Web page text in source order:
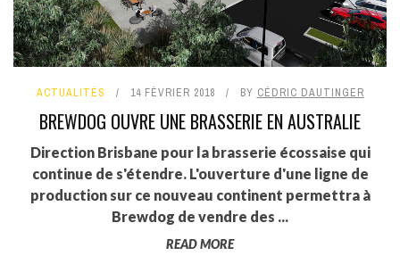
ACTUALITÉS 14 FÉVRIER 2018 BY CÉDRIC DAUTINGER
BREWDOG OUVRE UNE BRASSERIE EN AUSTRALIE
Direction Brisbane pour la brasserie écossaise qui
continue de s'étendre. L'ouverture d'une ligne de
production sur ce nouveau continent permettra à
Brewdog de vendre des ...
READ MORE